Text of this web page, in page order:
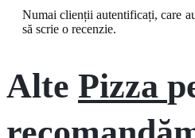
Numai clienții autentificați, care
să scrie o recenzie.
Alte Pizza